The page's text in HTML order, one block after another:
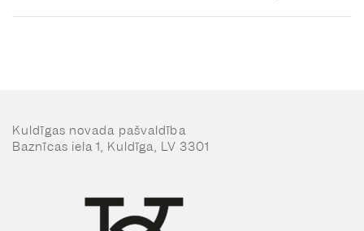
Kuldīgas novada pašvaldība
Baznīcas iela 1, Kuldīga, LV 3301